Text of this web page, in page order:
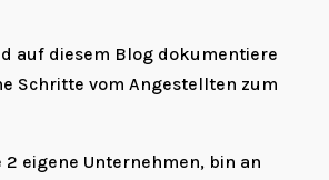
auf diesem Blog dokumentiere
Schritte vom Angestellten zum
eigene Unternehmen, bin an